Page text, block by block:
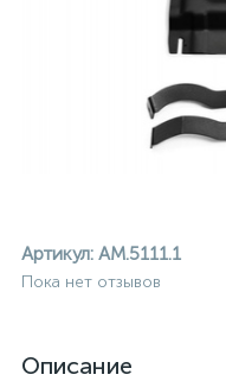
Артикул: AM.5111.1
Пока нет отзывов
Описание